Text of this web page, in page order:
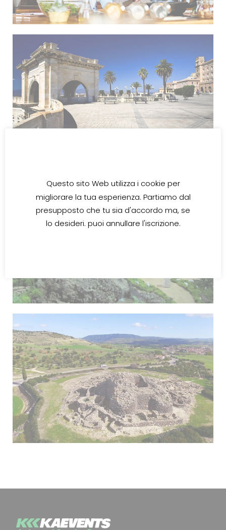
Questo sito Web utilizza i cookie per
migliorare la tua esperienza. Partiamo dal
presupposto che tu sia d'accordo ma, se
lo desideri. puoi annullare l'iscrizione.